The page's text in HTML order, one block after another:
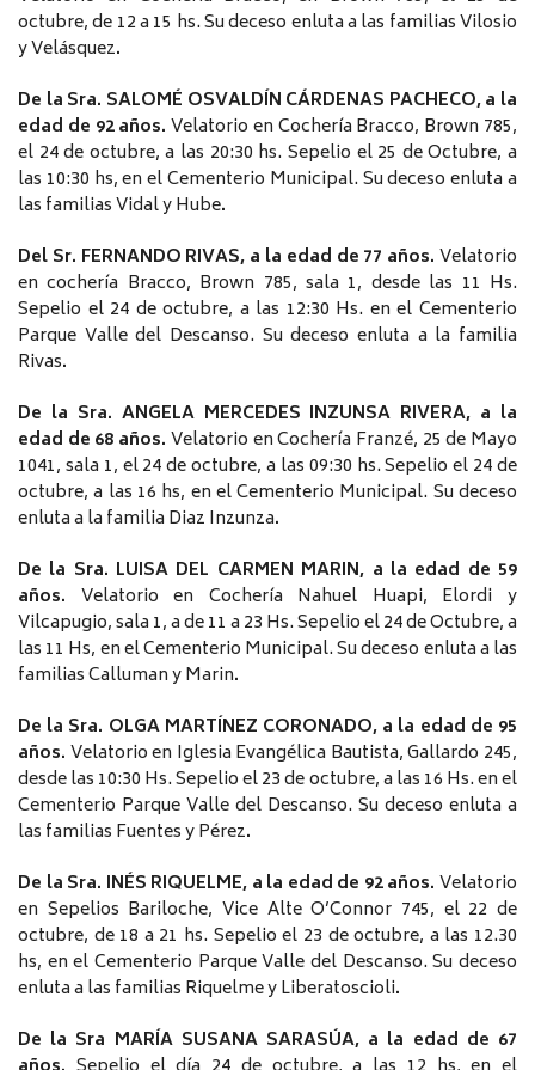
octubre, de 12 a 15 hs. Su deceso enluta a las familias Vilosio
y Velásquez.
De la Sra. SALOMÉ OSVALDÍN CÁRDENAS PACHECO, a la
edad de 92 años.Velatorio en Cochería Bracco, Brown 785,
el 24 de octubre, a las 20:30 hs. Sepelio el 25 de Octubre, a
las 10:30 hs, en el Cementerio Municipal. Su deceso enluta a
las familias Vidal y Hube.
Del Sr. FERNANDO RIVAS, a la edad de 77 años. Velatorio
en cochería Bracco, Brown 785, sala 1, desde las 11 Hs.
Sepelio el 24 de octubre, a las 12:30 Hs. en el Cementerio
Parque Valle del Descanso. Su deceso enluta a la familia
Rivas.
De la Sra. ANGELA MERCEDES INZUNSA RIVERA, a la
edad de 68 años. Velatorio en Cochería Franzé, 25 de Mayo
1041, sala 1, el 24 de octubre, a las 09:30 hs. Sepelio el 24 de
octubre, a las 16 hs, en el Cementerio Municipal. Su deceso
enluta a la familia Diaz Inzunza.
De la Sra. LUISA DEL CARMEN MARIN, a la edad de 59
años. Velatorio en Cochería Nahuel Huapi, Elordi y
Vilcapugio, sala 1, a de 11 a 23 Hs. Sepelio el 24 de Octubre, a
las 11 Hs, en el Cementerio Municipal. Su deceso enluta a las
familias Calluman y Marin.
De la Sra. OLGA MARTÍNEZ CORONADO, a la edad de 95
años. Velatorio en Iglesia Evangélica Bautista, Gallardo 245,
desde las 10:30 Hs. Sepelio el 23 de octubre, a las 16 Hs. en el
Cementerio Parque Valle del Descanso. Su deceso enluta a
las familias Fuentes y Pérez.
De la Sra. INÉS RIQUELME, a la edad de 92 años. Velatorio
en Sepelios Bariloche, Vice Alte O’Connor 745, el 22 de
octubre, de 18 a 21 hs. Sepelio el 23 de octubre, a las 12.30
hs, en el Cementerio Parque Valle del Descanso. Su deceso
enluta a las familias Riquelme y Liberatoscioli.
De la Sra MARÍA SUSANA SARASÚA, a la edad de 67